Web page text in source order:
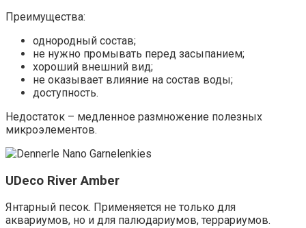
Преимущества:
однородный состав;
не нужно промывать перед засыпанием;
хороший внешний вид;
не оказывает влияние на состав воды;
доступность.
Недостаток – медленное размножение полезных
микроэлементов.
UDeco River Amber
Янтарный песок. Применяется не только для
аквариумов, но и для палюдариумов, террариумов.